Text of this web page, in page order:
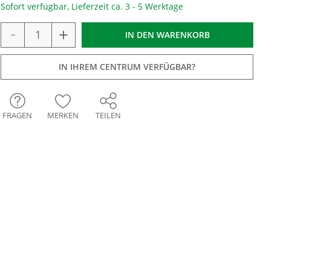
Sofort verfügbar, Lieferzeit ca. 3 - 5 Werktage
- + IN DEN WARENKORB
IN IHREM CENTRUM VERFÜGBAR?
FRAGEN MERKEN TEILEN